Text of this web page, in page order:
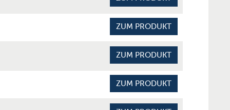
ZUM PRODUKT
ZUM PRODUKT
ZUM PRODUKT